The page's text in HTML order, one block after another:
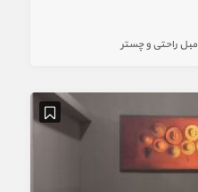
مبل راحتی و چستر